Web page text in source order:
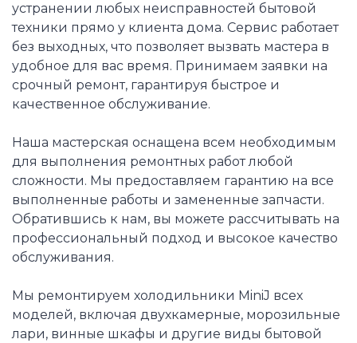
устранении любых неисправностей бытовой
техники прямо у клиента дома. Сервис работает
без выходных, что позволяет вызвать мастера в
удобное для вас время. Принимаем заявки на
срочный ремонт, гарантируя быстрое и
качественное обслуживание.
Наша мастерская оснащена всем необходимым
для выполнения ремонтных работ любой
сложности. Мы предоставляем гарантию на все
выполненные работы и замененные запчасти.
Обратившись к нам, вы можете рассчитывать на
профессиональный подход и высокое качество
обслуживания.
Мы ремонтируем холодильники MiniJ всех
моделей, включая двухкамерные, морозильные
лари, винные шкафы и другие виды бытовой